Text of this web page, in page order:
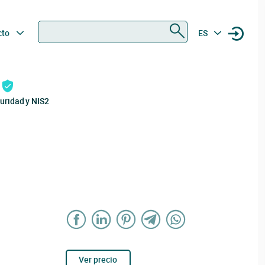
ES
y NIS2
Ver precio